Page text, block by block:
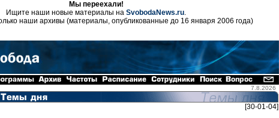
Мы переехали!
Ищите наши новые материалы на SvobodaNews.ru.
наши архивы (материалы, опубликованные до 16 января 2006 года)
7.8.2026
[30-01-04]